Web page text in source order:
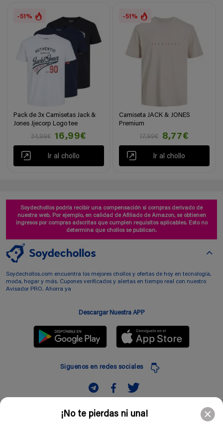
¡No te pierdas ni una!
-51%
Pack de 3x Camisetas Jack &
Jones Jjecorp Logo tee
34,99€
16,99€
Ir al chollo
-51%
Camiseta JACK & JONES
Premium
17,99€
8,77€
Ir al chollo
Soydechollos podría recibir una compensación si compras derivado de
nuestra web. Por ejemplo, en calidad de Afiliado de Amazon, se obtienen
ingresos por compras adscritas que cumplen requisitos aplicables. Esto no
determina que chollos se publican.
Soydechollos.com encuentra los mejores chollos y ofertas de hoy en tecnología,
moda, hogar y más. Cupones verificados y alertas en tiempo real con nuestro
Avisador PRO. Ahorra ya
Descargar Nuestra APP
Siguenos en redes sociales
Suscribir